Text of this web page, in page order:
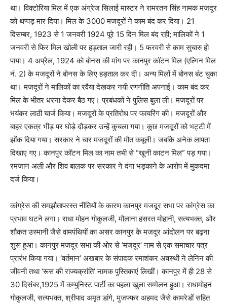
था। विक्टोरिया मिल में एक अंग्रेज सिलाई मास्टर ने रामरतन सिंह नामक मजदूर
को थप्पड़ मार दिया। मिल के 3000 मजदूरों ने काम बंद कर दिया। 21
दिसम्बर, 1923 से 1 जनवरी 1924 पूरे 15 दिन मिल बंद रही; मालिकों ने 1
जनवरी से फिर मिल खोली पर हड़ताल जारी रही। 5 फरवरी से काम सुचारु हो
पाया। 4 अप्रैल, 1924 को बोनस की मांग पर कानपुर कॉटन मिल (एल्गिन मिल
नं. 2) के मजदूरों ने बोनस के लिए हड़ताल कर दी। अन्य मिलों में बोनस बंट चुका
था। मजदूरों ने मालिकों का रवैया देखकर नयी रणनीति अपनाई। काम बंद कर
मिल के भीतर धरना देकर बैठ गए। प्रबंधकों ने पुलिस बुला ली। मजदूरों पर
भयंकर लाठी चार्ज किया। मजदूरों के प्रतिरोध पर फायरिंग की। मजदूरोंं और
बाहर एकत्र भीड़ पर घोड़े दौड़कर उन्हें कुचला गया। कुछ मजदूरों को भट्टी में
झोंक दिया गया। सरकार ने चार मजदूरों की मौत कबूली। जबकि अनेक लापता
दिखाए गए। कानपुर कॉटन मिल का नाम तभी से “खूनी काटन मिल” पड़ गया।
रमजान अली और शिव बालक पर सरकार ने दंगा भड़काने के आरोप में मुकदमा
दर्ज किया।
कांग्रेस की समझौतापरस्त नीतियों के कारण कानपुर मजदूर सभा पर कांग्रेस का
प्रभाव घटने लगा। राधा मोहन गोकुलजी, मौलाना हसरत मोहानी, सत्यभक्त, और
शौकत उस्मानी जैसे वामपंथियों का असर कानपुर के मजदूर आंदोलन पर बढ़ना
शुरू हुआ। कानपुर मजदूर सभा की ओर से ‘मजदूर’ नाम से एक समाचार पत्र
प्रारंभ किया गया। ‘वर्तमान’ अखबार के संपादक रमाशंकर अवस्थी ने लेनिन की
जीवनी तथा ‘रूस की राज्यक्रांति’ नामक पुस्तिकाएं लिखीं। कानपुर में ही 28 से
30 दिसंबर,1925 में कम्युनिस्ट पार्टी का पहला खुला सम्मेलन हुआ। राधामोहन
गोकुलजी, सत्यभक्त, श्रीपाद अमृत डांगे, मुजफ्फर अहमद जैसे कामरेडों सहित